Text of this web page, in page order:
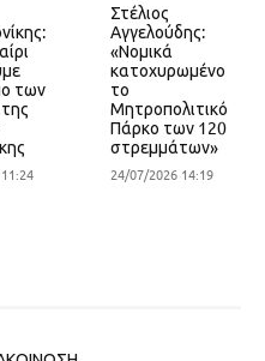
των
Στέλιος
Αγγελούδης:
«Νομικά
κατοχυρωμένο
το
Μητροπολιτικό
Πάρκο των 120
στρεμμάτων»
24/07/2026 14:19